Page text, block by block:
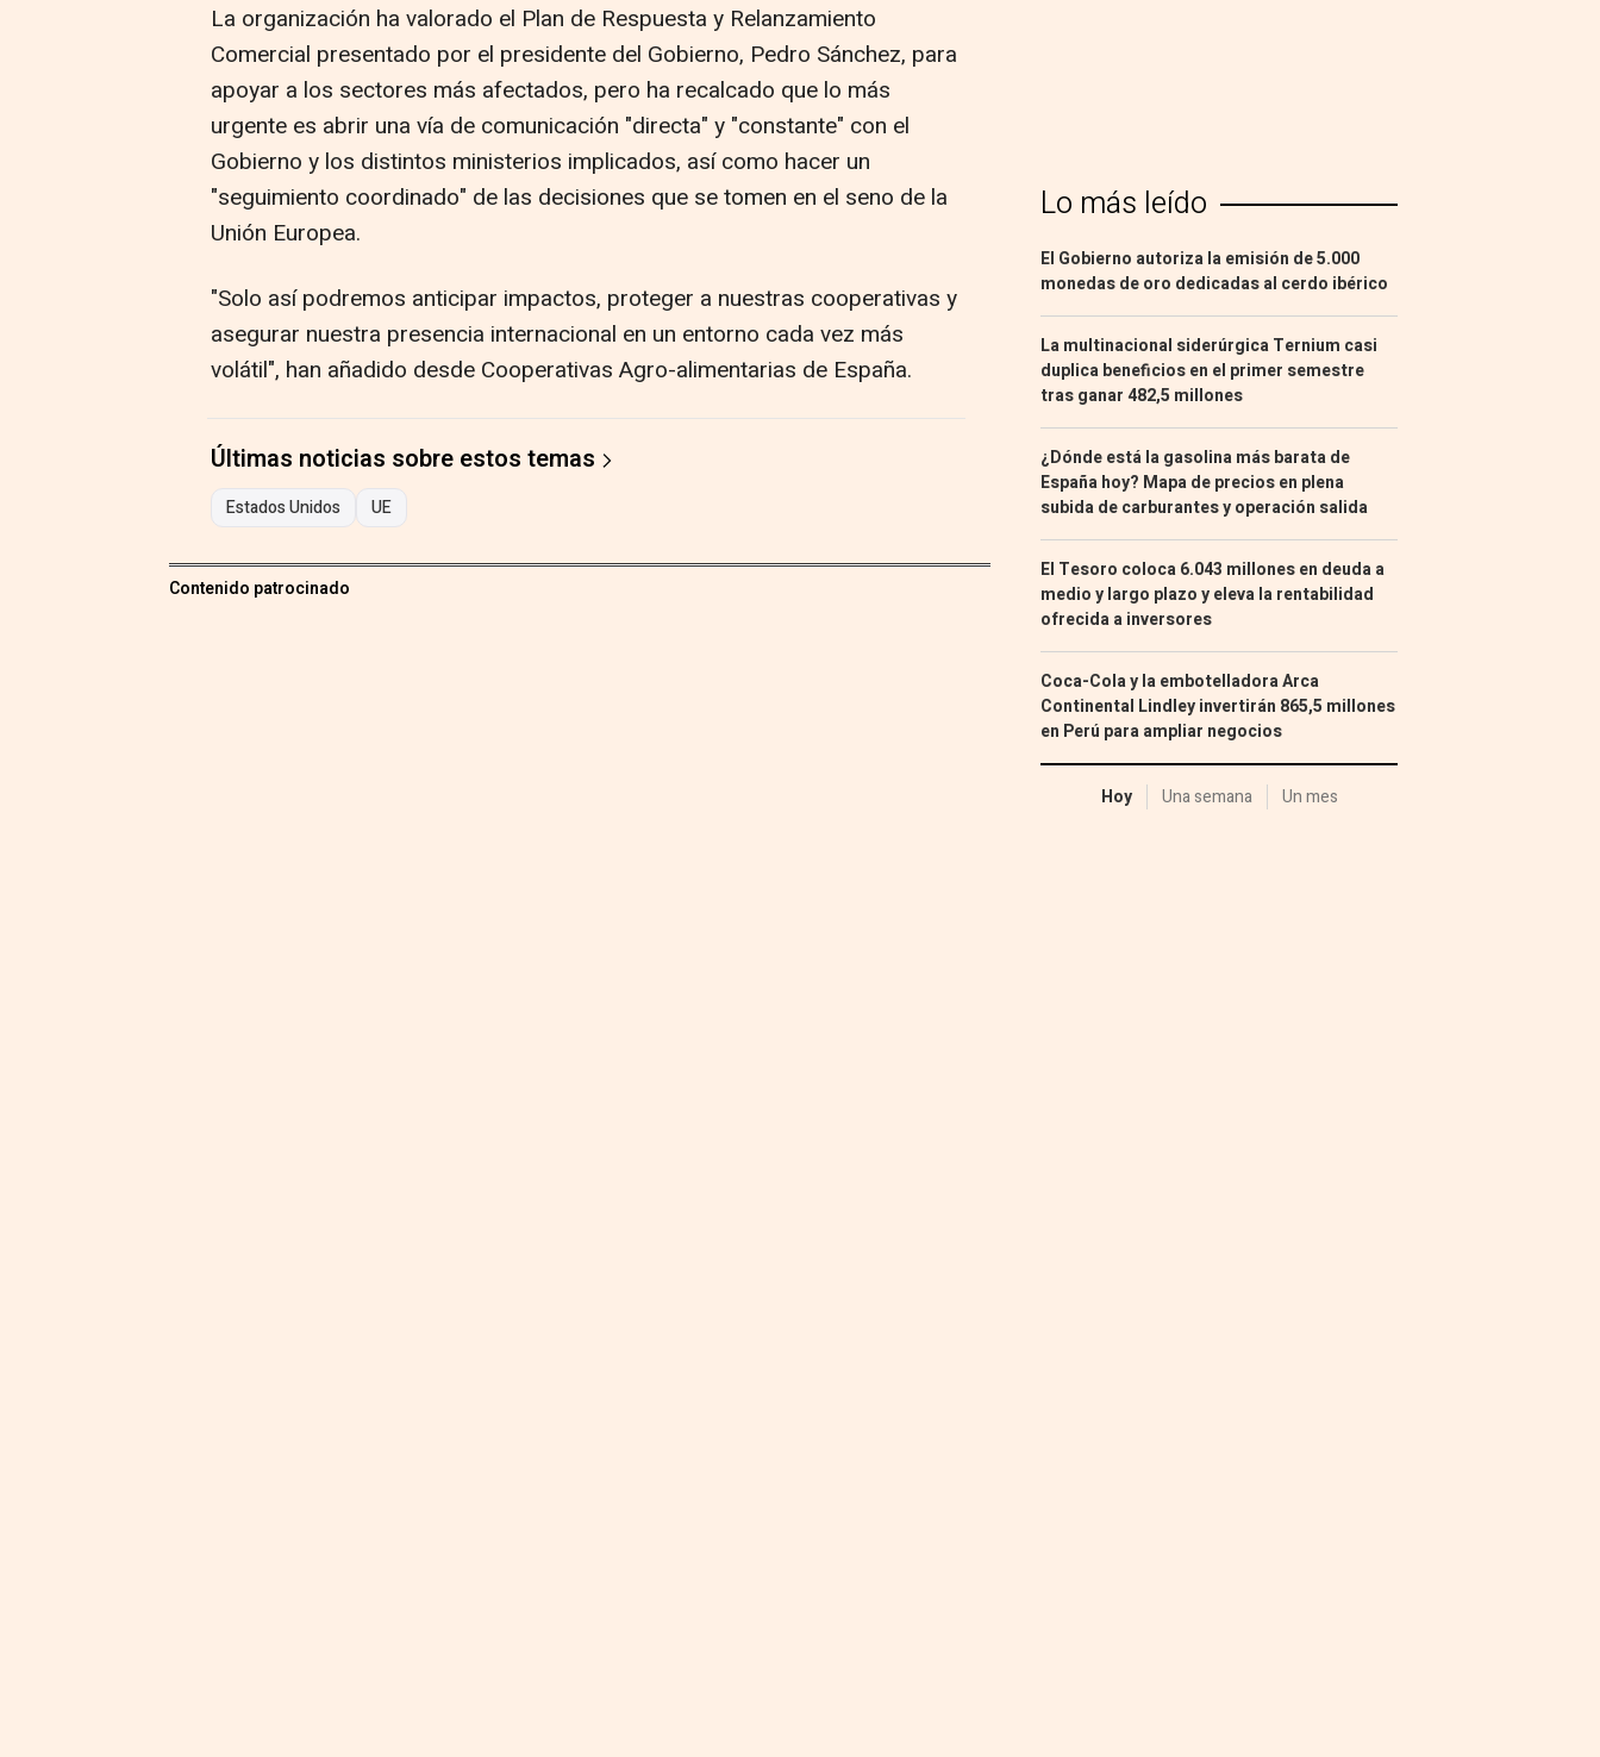
La organización ha valorado el Plan de Respuesta y Relanzamiento
Comercial presentado por el presidente del Gobierno, Pedro Sánchez, para
apoyar a los sectores más afectados, pero ha recalcado que lo más
urgente es abrir una vía de comunicación "directa" y "constante" con el
Gobierno y los distintos ministerios implicados, así como hacer un
"seguimiento coordinado" de las decisiones que se tomen en el seno de la
Unión Europea.
"Solo así podremos anticipar impactos, proteger a nuestras cooperativas y
asegurar nuestra presencia internacional en un entorno cada vez más
volátil", han añadido desde Cooperativas Agro-alimentarias de España.
Últimas noticias sobre estos temas
Estados Unidos UE
Contenido patrocinado
Lo más leído
El Gobierno autoriza la emisión de 5.000
monedas de oro dedicadas al cerdo ibérico
La multinacional siderúrgica Ternium casi
duplica beneficios en el primer semestre
tras ganar 482,5 millones
¿Dónde está la gasolina más barata de
España hoy? Mapa de precios en plena
subida de carburantes y operación salida
El Tesoro coloca 6.043 millones en deuda a
medio y largo plazo y eleva la rentabilidad
ofrecida a inversores
Coca-Cola y la embotelladora Arca
Continental Lindley invertirán 865,5 millones
en Perú para ampliar negocios
Hoy Una semana Un mes